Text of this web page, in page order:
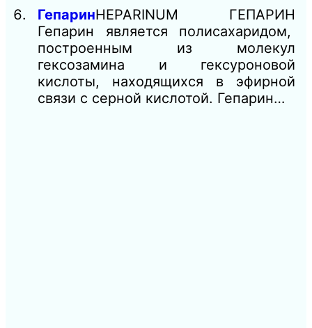
ГепаринHEPARINUM ГЕПАРИН
Гепарин является полисахаридом,
построенным из молекул
гексозамина и гексуроновой
кислоты, находящихся в эфирной
связи с серной кислотой. Гепарин…